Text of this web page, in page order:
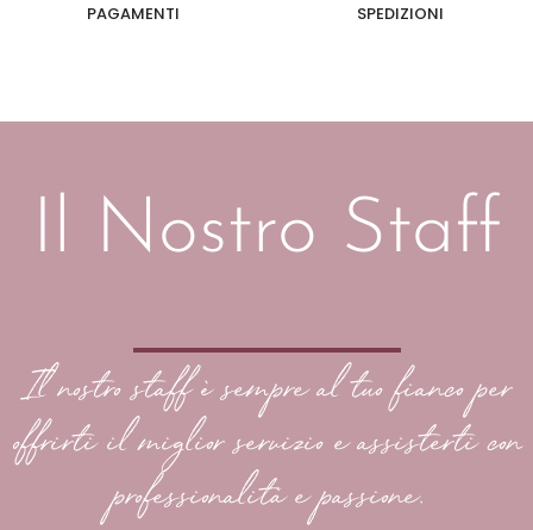
PAGAMENTI SPEDIZIONI
Il Nostro Staff
Il nostro staff è sempre al tuo fianco per
offrirti il miglior servizio e assisterti con
professionalità e passione.